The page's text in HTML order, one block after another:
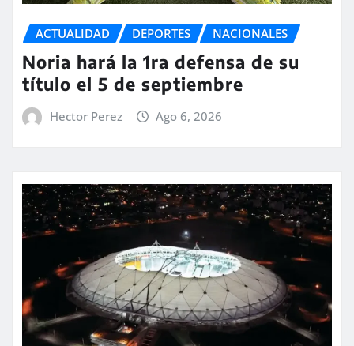
ACTUALIDAD DEPORTES NACIONALES
Noria hará la 1ra defensa de su
título el 5 de septiembre
Hector Perez Ago 6, 2026